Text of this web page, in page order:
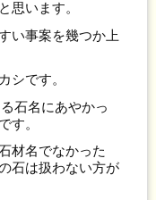
思います。
い事案を幾つか上
シです。
石名にあやかっ
す。
材名でなかった
石は扱わない方が